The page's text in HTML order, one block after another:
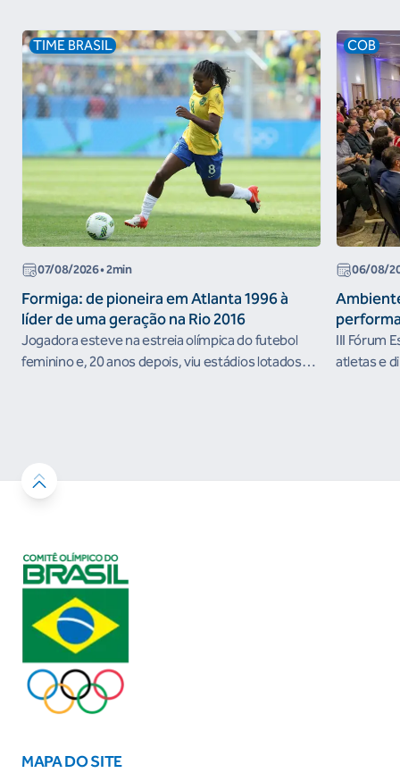
TIME BRASIL
07/08/2026• 2min
Formiga: de pioneira em Atlanta 1996 à
líder de uma geração na Rio 2016
Jogadora esteve na estreia olímpica do futebol
feminino e, 20 anos depois, viu estádios lotados
COB
06/08/
III Fórum
atletas e
MAPA DO SITE